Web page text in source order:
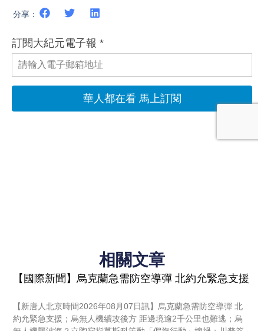
分享：
相關文章
【國際新聞】烏克蘭急需防空導彈 北約允緊急支援
【新唐人北京時間2026年08月07日訊】烏克蘭急需防空導彈 北
約允緊急支援；烏無人機續攻後方 距邊境逾2千公里也難逃；烏